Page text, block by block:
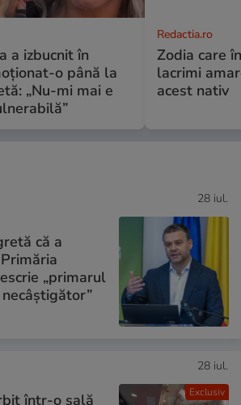
a izbucnit în
o până la
„Nu-mi mai e
Redactia.ro
Zodia care
lacrimi
acest nativ
28 iul.
că a
„primarul
Exclusiv
28 iul.
într-o sală